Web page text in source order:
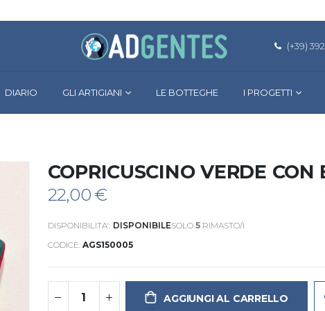
(+39)
DIARIO GLI ARTIGIANI LE BOTTEGHE I PROGETTI
COPRICUSCINO VERDE CON
22,00 €
DISPONIBILITA': DISPONIBILESOLO 5RIMASTO/I
CODICE AGS150005
AGGIUNGI AL CARRELLO